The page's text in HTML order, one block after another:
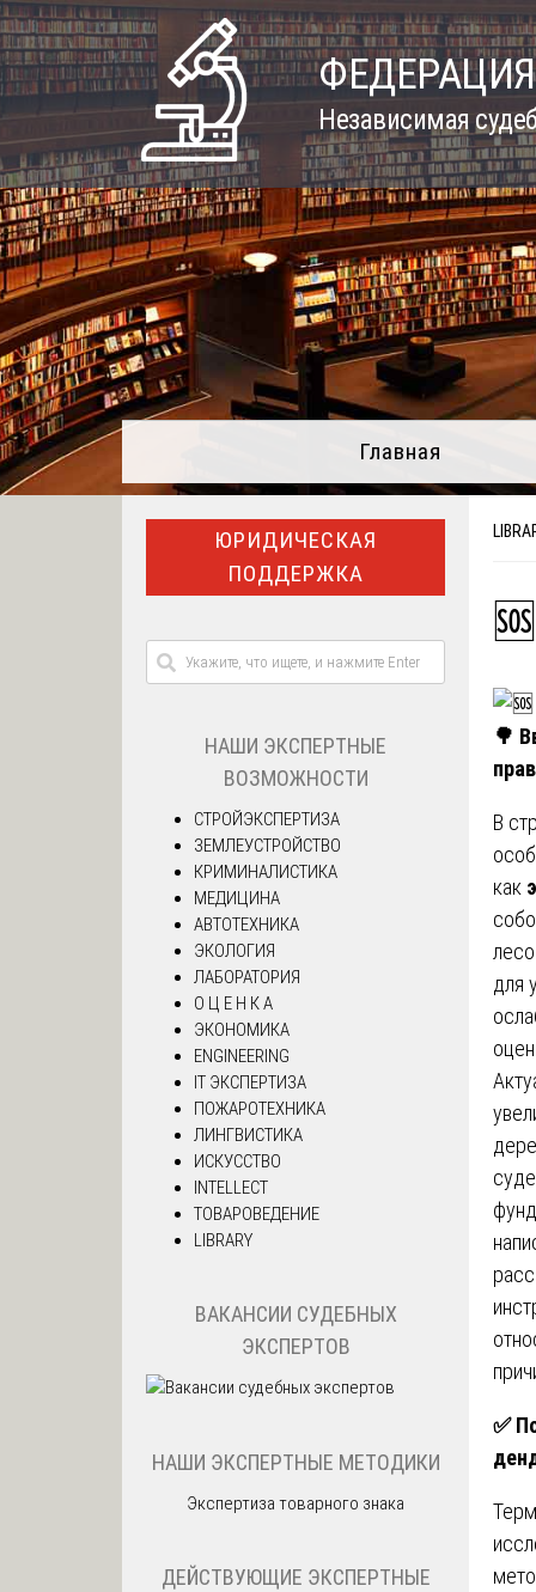
Skip
to
content
Независимая
Главная
🌳
В
как
для
✅
ЮРИДИЧЕСКАЯ
ПОДДЕРЖКА
НАШИ ЭКСПЕРТНЫЕ
ВОЗМОЖНОСТИ
СТРОЙЭКСПЕРТИЗА
ЗЕМЛЕУСТРОЙСТВО
КРИМИНАЛИСТИКА
МЕДИЦИНА
АВТОТЕХНИКА
ЭКОЛОГИЯ
ЛАБОРАТОРИЯ
О Ц Е Н К А
ЭКОНОМИКА
ENGINEERING
IT ЭКСПЕРТИЗА
ПОЖАРОТЕХНИКА
ЛИНГВИСТИКА
ИСКУССТВО
INTELLECT
ТОВАРОВЕДЕНИЕ
LIBRARY
ВАКАНСИИ СУДЕБНЫХ
ЭКСПЕРТОВ
НАШИ ЭКСПЕРТНЫЕ МЕТОДИКИ
Экспертиза товарного знака
ДЕЙСТВУЮЩИЕ ЭКСПЕРТНЫЕ